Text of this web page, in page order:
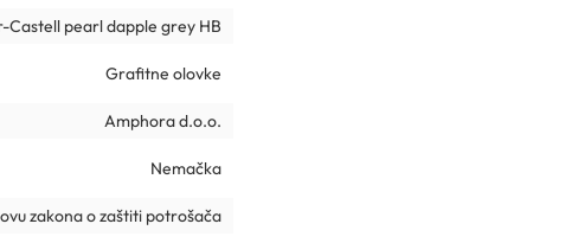
pearl dapple grey HB
Grafitne olovke
Amphora d.o.o.
Nemačka
zakona o zaštiti potrošača